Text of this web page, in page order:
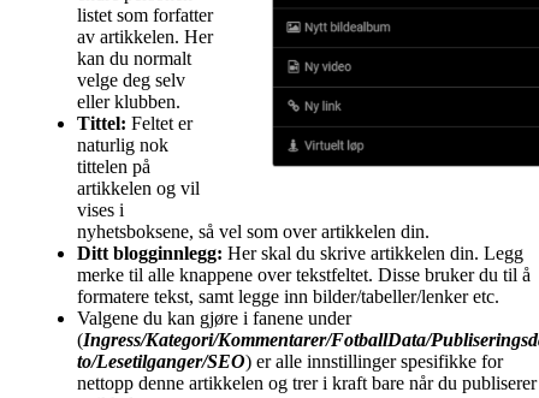
listet som forfatter
av artikkelen. Her
kan du normalt
velge deg selv
eller klubben.
Tittel: Feltet er
naturlig nok
tittelen på
artikkelen og vil
vises i
nyhetsboksene, så vel som over artikkelen din.
Ditt blogginnlegg: Her skal du skrive artikkelen din. Legg
merke til alle knappene over tekstfeltet. Disse bruker du til å
formatere tekst, samt legge inn bilder/tabeller/lenker etc.
Valgene du kan gjøre i fanene under
(Ingress/Kategori/Kommentarer/FotballData/
to/Lesetilganger/SEO) er alle innstillinger spesifikke for
nettopp denne artikkelen og trer i kraft bare når du publiserer